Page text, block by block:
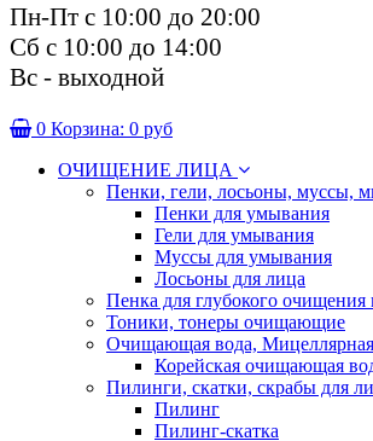
Пн-Пт с 10:00 до 20:00
Сб с 10:00 до 14:00
Вс - выходной
0 Корзина: 0 руб
ОЧИЩЕНИЕ ЛИЦА
Пенки, гели, лосьоны, муссы,
Пенки для умывания
Гели для умывания
Муссы для умывания
Лосьоны для лица
Пенка для глубокого очищения
Тоники, тонеры очищающие
Очищающая вода, Мицеллярная
Корейская очищающая
Пилинги, скатки, скрабы для
Пилинг
Пилинг-скатка